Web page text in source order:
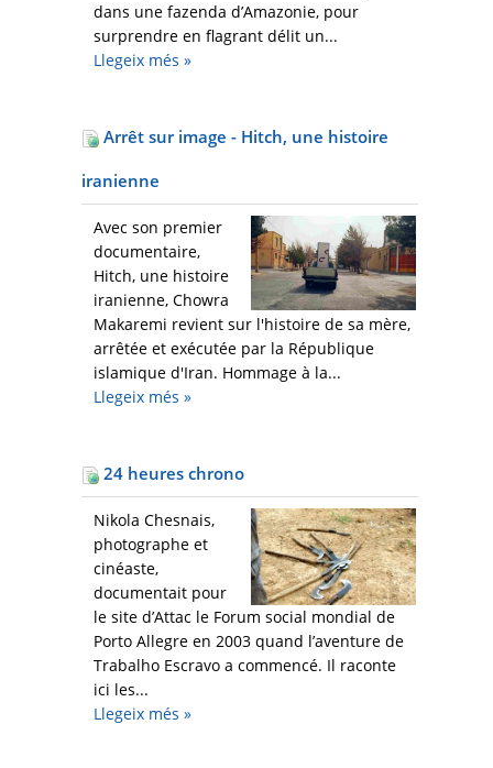
dans une fazenda d’Amazonie, pour
surprendre en flagrant délit un...
Llegeix més »
Arrêt sur image - Hitch, une histoire
iranienne
Avec son premier
documentaire,
Hitch, une histoire
iranienne, Chowra
Makaremi revient sur l'histoire de sa mère,
arrêtée et exécutée par la République
islamique d'Iran. Hommage à la...
Llegeix més »
24 heures chrono
Nikola Chesnais,
photographe et
cinéaste,
documentait pour
le site d’Attac le Forum social mondial de
Porto Allegre en 2003 quand l’aventure de
Trabalho Escravo a commencé. Il raconte
ici les...
Llegeix més »